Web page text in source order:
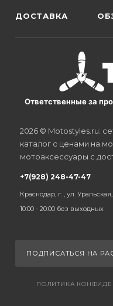
ДОСТАВКА
Ответственные за
2026 © Motostyles.ru:
каталог с ценами на
мотоаксессуары с
+7(928) 248-47-47
Краснодар, г. , ул.
10:00 - 20:00 без выходных
ПОДПИСАТЬСЯ НА
ПОЛИТИКА